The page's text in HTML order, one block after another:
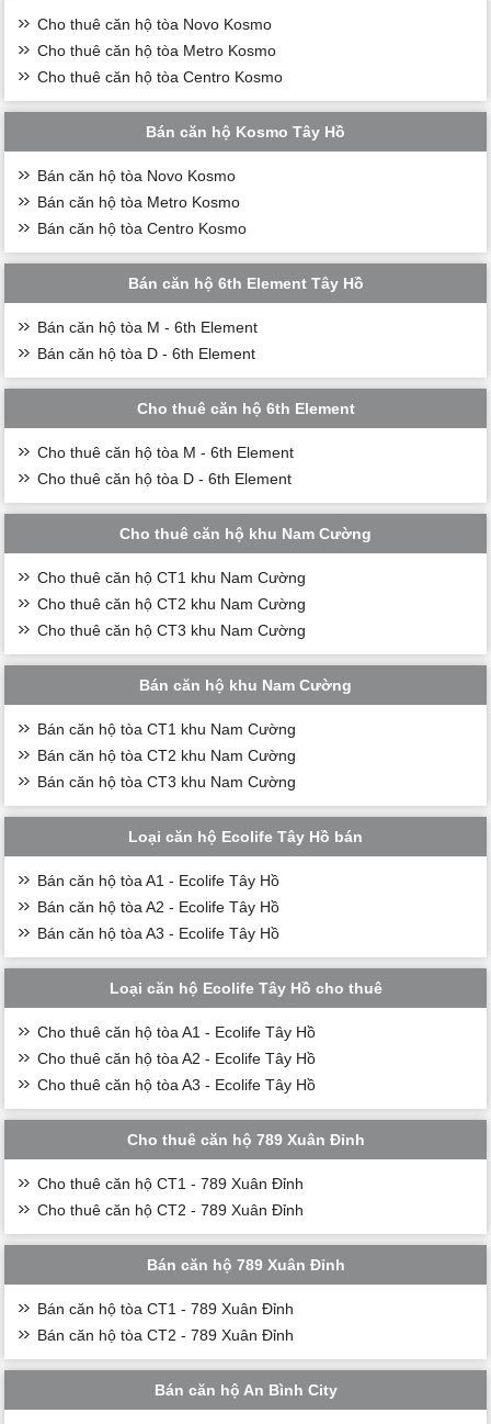
Cho thuê căn hộ tòa Novo Kosmo
Cho thuê căn hộ tòa Metro Kosmo
Cho thuê căn hộ tòa Centro Kosmo
Bán căn hộ Kosmo Tây Hồ
Bán căn hộ tòa Novo Kosmo
Bán căn hộ tòa Metro Kosmo
Bán căn hộ tòa Centro Kosmo
Bán căn hộ 6th Element Tây Hồ
Bán căn hộ tòa M - 6th Element
Bán căn hộ tòa D - 6th Element
Cho thuê căn hộ 6th Element
Cho thuê căn hộ tòa M - 6th Element
Cho thuê căn hộ tòa D - 6th Element
Cho thuê căn hộ khu Nam Cường
Cho thuê căn hộ CT1 khu Nam Cường
Cho thuê căn hộ CT2 khu Nam Cường
Cho thuê căn hộ CT3 khu Nam Cường
Bán căn hộ khu Nam Cường
Bán căn hộ tòa CT1 khu Nam Cường
Bán căn hộ tòa CT2 khu Nam Cường
Bán căn hộ tòa CT3 khu Nam Cường
Loại căn hộ Ecolife Tây Hồ bán
Bán căn hộ tòa A1 - Ecolife Tây Hồ
Bán căn hộ tòa A2 - Ecolife Tây Hồ
Bán căn hộ tòa A3 - Ecolife Tây Hồ
Loại căn hộ Ecolife Tây Hồ cho thuê
Cho thuê căn hộ tòa A1 - Ecolife Tây Hồ
Cho thuê căn hộ tòa A2 - Ecolife Tây Hồ
Cho thuê căn hộ tòa A3 - Ecolife Tây Hồ
Cho thuê căn hộ 789 Xuân Đỉnh
Cho thuê căn hộ CT1 - 789 Xuân Đỉnh
Cho thuê căn hộ CT2 - 789 Xuân Đỉnh
Bán căn hộ 789 Xuân Đỉnh
Bán căn hộ tòa CT1 - 789 Xuân Đỉnh
Bán căn hộ tòa CT2 - 789 Xuân Đỉnh
Bán căn hộ An Bình City